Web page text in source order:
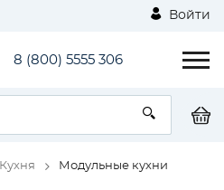
Войти
8 (800) 5555 306
Кухня Модульные кухни